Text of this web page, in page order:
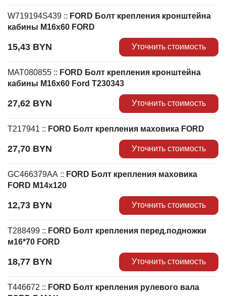
W719194S439 :: FORD Болт крепления кронштейна
кабины M16х60 FORD
15,43 BYN Уточнить стоимость
МАТ080855 :: FORD Болт крепления кронштейна
кабины М16х60 Ford T230343
27,62 BYN Уточнить стоимость
T217941 :: FORD Болт крепления маховика FORD
27,70 BYN Уточнить стоимость
GC466379AA :: FORD Болт крепления маховика
FORD М14х120
12,73 BYN Уточнить стоимость
T288499 :: FORD Болт крепления перед.подножки
м16*70 FORD
18,77 BYN Уточнить стоимость
T446672 :: FORD Болт крепления рулевого вала